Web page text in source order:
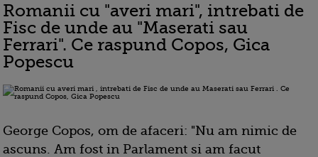
Romanii cu "averi mari", intrebati de
Fisc de unde au "Maserati sau
Ferrari". Ce raspund Copos, Gica
Popescu
George Copos, om de afaceri: "Nu am nimic de
ascuns. Am fost in Parlament si am facut